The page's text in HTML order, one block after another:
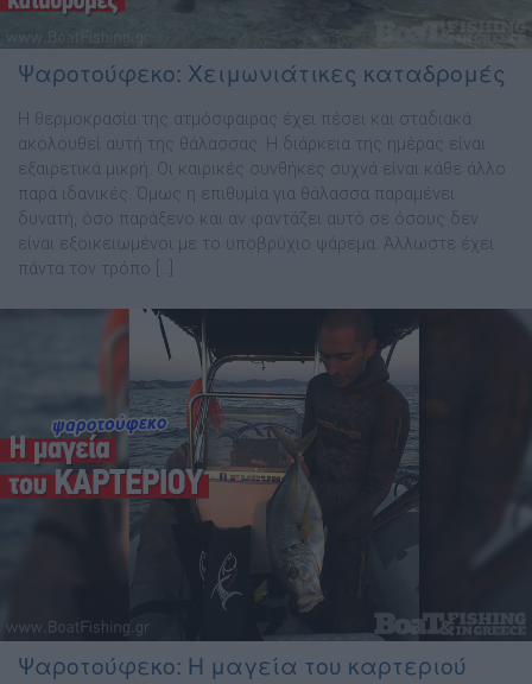
Ψαροτούφεκο: Χειμωνιάτικες καταδρομές
Η θερμοκρασία της ατμόσφαιρας έχει πέσει και σταδιακά
ακολουθεί αυτή της θάλασσας. Η διάρκεια της ημέρας είναι
εξαιρετικά μικρή. Οι καιρικές συνθήκες συχνά είναι κάθε άλλο
παρά ιδανικές. Όμως η επιθυμία για θάλασσα παραμένει
δυνατή, όσο παράξενο και αν φαντάζει αυτό σε όσους δεν
είναι εξοικειωμένοι με το υποβρύχιο ψάρεμα. Άλλωστε έχει
πάντα τον τρόπο […]
Ψαροτούφεκο: Η μαγεία του καρτεριού